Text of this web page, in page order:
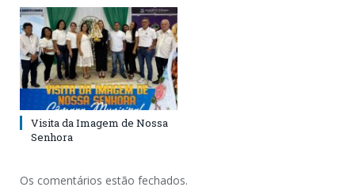
Visita da Imagem de Nossa
Senhora
Os comentários estão fechados.